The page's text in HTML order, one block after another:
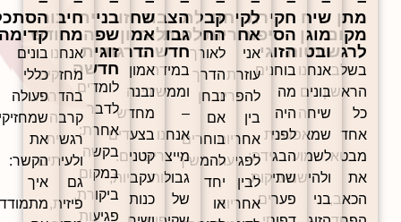
מתן
מקום
לרגשות
בשלב
הראשון
אחד
מבטא
הכאב,
שיח
מוגן
ובטוח
אנחנו
בונים
שיחה
שמאפשרת
לשמוע
ולהישמע.
בני
חקירת
הסיפור
הזוגי
בוחנים
מה
היה
לפני
הבגידה:
שתיקות,
פערים,
לקיחת
אחריות
אני
עוזרת
להפריד
בין
אחריות
לפגיעה
לבין
אחריות
קבלת
החלטות
לאורך
הדרך
נבחן
אם
בוחרים
להמשיך
יחד
או
הצבת
גבולות
חדשים
במידה
וממשיכים
–
אנחנו
מייצרים
גבולות
של
שחזור
אמון
הדרגתי
אמון
נבנה
מחדש
בצעדים
קטנים.
עקביות,
כנות
בניית
שפה
זוגית
חדשה
לומדים
לדבר
אחרת:
בקשה
במקום
ביקורת,
פגיעות
חיבור
מחודש
אנחנו
מחזקים
בהדרגה
קרבה
רגשית
ולעיתים
גם
פיזית,
הסתכלות
קדימה
בונים
כללי
פעולה
שמחזיקים
את
הקשר:
איך
מתמודדים